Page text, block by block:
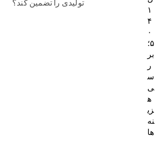
۱
۴
۰
۵؛
بر
ر
س
ی
ه
زی
نه‌
ها
تولیدی را تضمین کند؟